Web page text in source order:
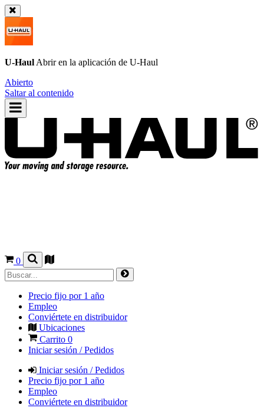
U-Haul Abrir en la aplicación de U-Haul
Abierto
Saltar al contenido
0
Precio fijo por 1 año
Empleo
Conviértete en distribuidor
Ubicaciones
Carrito 0
Iniciar sesión / Pedidos
Iniciar sesión / Pedidos
Precio fijo por 1 año
Empleo
Conviértete en distribuidor